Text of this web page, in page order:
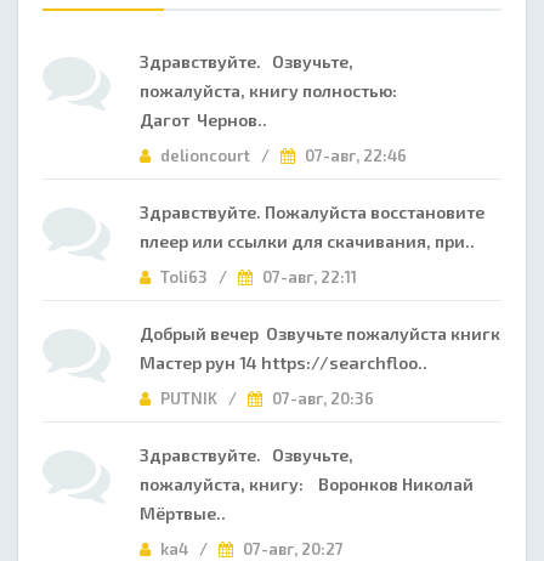
Здравствуйте. Озвучьте,
пожалуйста, книгу полностью:
Дагот Чернов..
delioncourt / 07-авг, 22:46
Здравствуйте. Пожалуйста восстановите
плеер или ссылки для скачивания, при..
Toli63 / 07-авг, 22:11
Добрый вечер Озвучьте пожалуйста книгк
Мастер рун 14 https://searchfloo..
PUTNIK / 07-авг, 20:36
Здравствуйте. Озвучьте,
пожалуйста, книгу: Воронков Николай
Мёртвые..
ka4 / 07-авг, 20:27